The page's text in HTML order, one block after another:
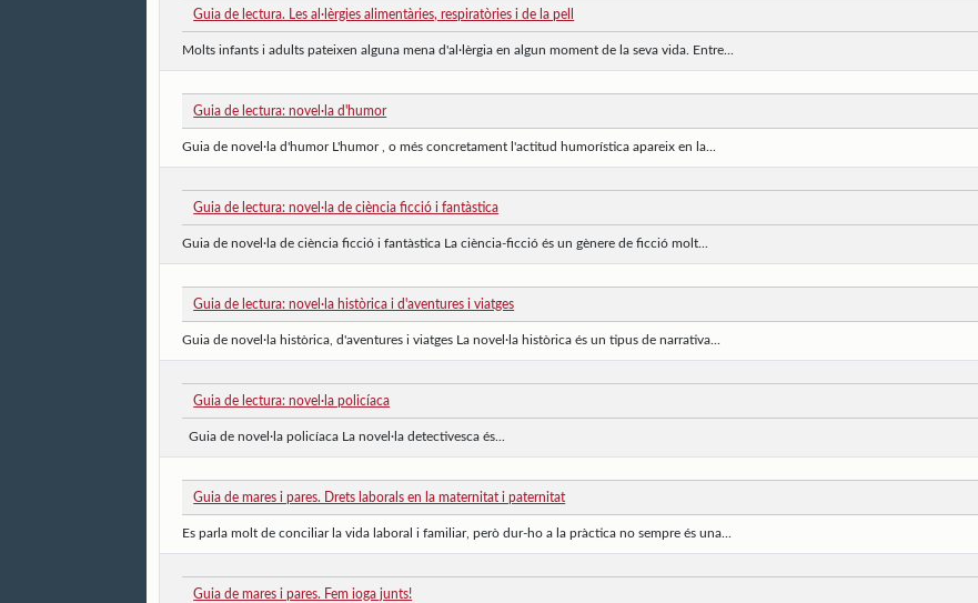
Guia de lectura. Les al·lèrgies alimentàries, respiratòries i de la pell
Molts infants i adults pateixen alguna mena d'al·lèrgia en algun moment de la seva vida. Entre...
Guia de lectura: novel·la d'humor
Guia de novel·la d'humor L'humor , o més concretament l'actitud humorística apareix en la...
Guia de lectura: novel·la de ciència ficció i fantàstica
Guia de novel·la de ciència ficció i fantàstica La ciència-ficció és un gènere de ficció molt...
Guia de lectura: novel·la històrica i d'aventures i viatges
Guia de novel·la històrica, d'aventures i viatges La novel·la històrica és un tipus de narrativa...
Guia de lectura: novel·la policíaca
Guia de novel·la policíaca La novel·la detectivesca és...
Guia de mares i pares. Drets laborals en la maternitat i paternitat
Es parla molt de conciliar la vida laboral i familiar, però dur-ho a la pràctica no sempre és una...
Guia de mares i pares. Fem ioga junts!